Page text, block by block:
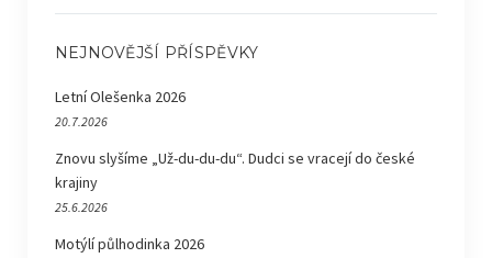
NEJNOVĚJŠÍ PŘÍSPĚVKY
Letní Olešenka 2026
20.7.2026
Znovu slyšíme „Už-du-du-du“. Dudci se vracejí do české
krajiny
25.6.2026
Motýlí půlhodinka 2026